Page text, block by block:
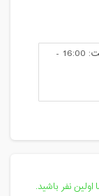
سه شنبه، 18 تیر 1398 / ساعت: 16:00 -
نفر باشید.